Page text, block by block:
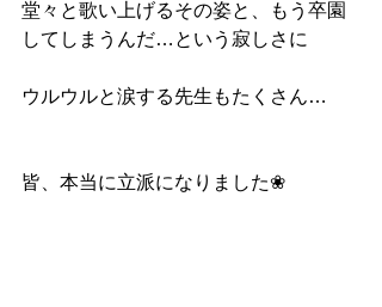
堂々と歌い上げるその姿と、もう卒園
してしまうんだ…という寂しさに
ウルウルと涙する先生もたくさん…
皆、本当に立派になりました❀